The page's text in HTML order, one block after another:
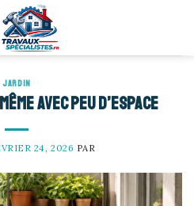
JARDIN
avec peu d’espace
24, 2026 PAR